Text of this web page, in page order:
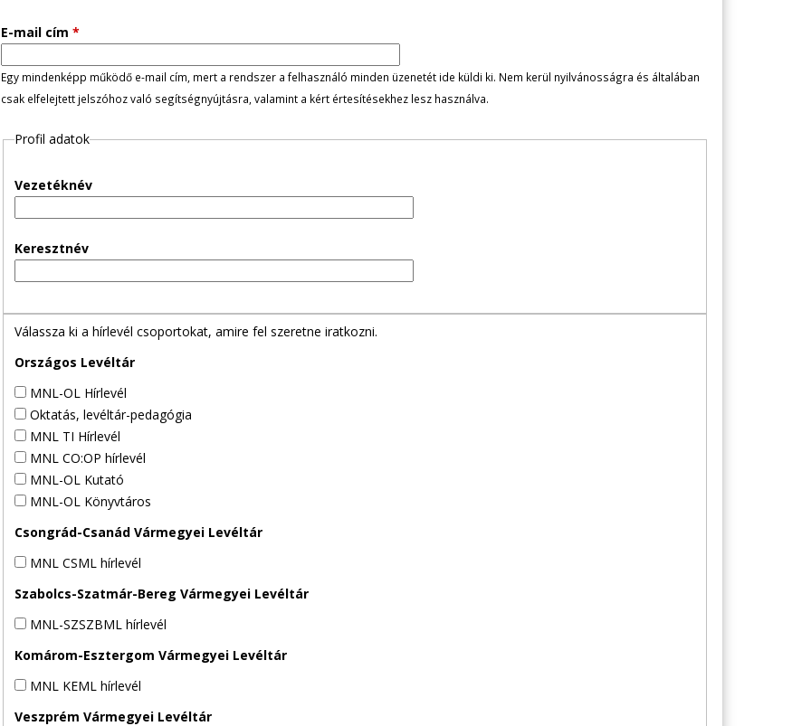
ő
d
l
e
E-mail cím *
Egy mindenképp működő e-mail cím, mert a rendszer a felhasználó minden üzenetét ide küldi ki. Nem kerül nyilvánosságra és általában
csak elfelejtett jelszóhoz való segítségnyújtásra, valamint a kért értesítésekhez lesz használva.
Profil adatok
Vezetéknév
Keresztnév
Válassza ki a hírlevél csoportokat, amire fel szeretne iratkozni.
Országos Levéltár
MNL-OL Hírlevél
Oktatás, levéltár-pedagógia
MNL TI Hírlevél
MNL CO:OP hírlevél
MNL-OL Kutató
MNL-OL Könyvtáros
Csongrád-Csanád Vármegyei Levéltár
MNL CSML hírlevél
Szabolcs-Szatmár-Bereg Vármegyei Levéltár
MNL-SZSZBML hírlevél
Komárom-Esztergom Vármegyei Levéltár
MNL KEML hírlevél
Veszprém Vármegyei Levéltár